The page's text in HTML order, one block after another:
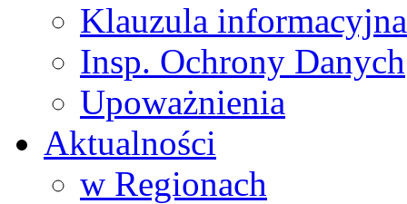
Klauzula informacyjna
Insp. Ochrony Danych
Upoważnienia
Aktualności
w Regionach